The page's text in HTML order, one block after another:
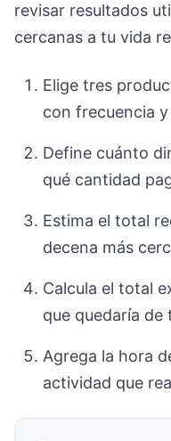
revisar resultados
cercanas a tu vida
Elige tres
con frecuencia
Define cuánto
qué cantidad
Estima el total
decena más
Calcula el total
que quedaría de
Agrega la hora
actividad que